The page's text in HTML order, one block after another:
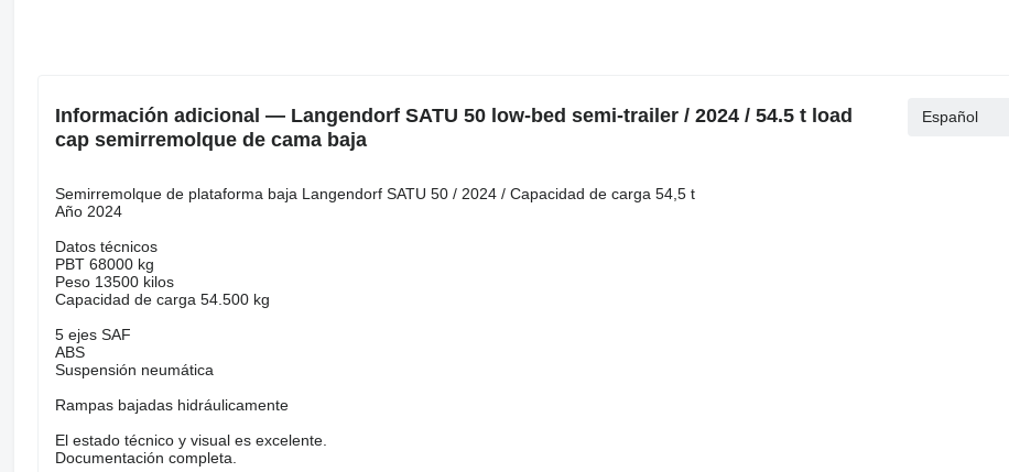
Información adicional — Langendorf SATU 50 low-bed semi-trailer / 2024 / 54.5 t load
cap semirremolque de cama baja
Español
Semirremolque de plataforma baja Langendorf SATU 50 / 2024 / Capacidad de carga 54,5 t
Año 2024
Datos técnicos
PBT 68000 kg
Peso 13500 kilos
Capacidad de carga 54.500 kg
5 ejes SAF
ABS
Suspensión neumática
Rampas bajadas hidráulicamente
El estado técnico y visual es excelente.
Documentación completa.